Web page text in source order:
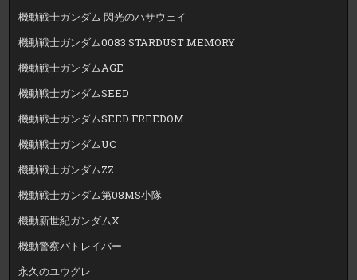
機動戦士ガンダム 閃光のハサウェイ
機動戦士ガンダム0083 STARDUST MEMORY
機動戦士ガンダムAGE
機動戦士ガンダムSEED
機動戦士ガンダムSEED FREEDOM
機動戦士ガンダムUC
機動戦士ガンダムZZ
機動戦士ガンダム第08MS小隊
機動新世紀ガンダムX
機動警察パトレイバー
永久のユウグレ